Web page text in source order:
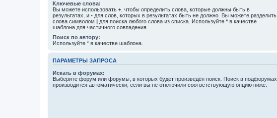
Ключевые слова:
Вы можете использовать + , чтобы определить слова, которые должны быть в
результатах, и - для слов, которых в результатах быть не должно. Вы можете разделить
слова символом | для поиска любого слова из списка. Используйте * в качестве
шаблона для частичного совпадения.
Поиск по автору:
Используйте * в качестве шаблона.
ПАРАМЕТРЫ ЗАПРОСА
Искать в форумах:
Выберите форум или форумы, в которых будет произведён поиск. Поиск в подфорумах
производится автоматически, если вы не отключили соответствующую опцию ниже.